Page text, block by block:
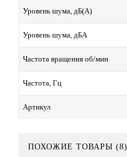
Уровень шума, дБ(А)
Уровень шума, дБА
Частота вращения об/мин
Частота, Гц
Артикул
ПОХОЖИЕ ТОВАРЫ (8)